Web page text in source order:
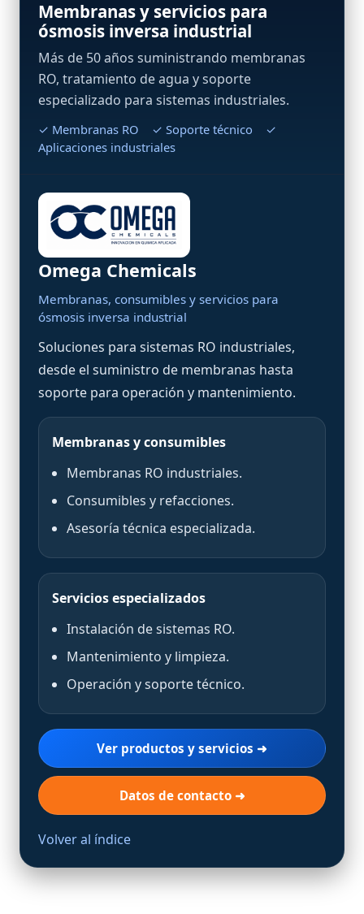
Membranas y servicios para
ósmosis inversa industrial
Más de 50 años suministrando membranas
RO, tratamiento de agua y soporte
especializado para sistemas industriales.
✓ Membranas RO ✓ Soporte técnico ✓
Aplicaciones industriales
Omega Chemicals
Membranas, consumibles y servicios para
ósmosis inversa industrial
Soluciones para sistemas RO industriales,
desde el suministro de membranas hasta
soporte para operación y mantenimiento.
Membranas y consumibles
Membranas RO industriales.
Consumibles y refacciones.
Asesoría técnica especializada.
Servicios especializados
Instalación de sistemas RO.
Mantenimiento y limpieza.
Operación y soporte técnico.
Ver productos y servicios ➜
Datos de contacto ➜
Volver al índice